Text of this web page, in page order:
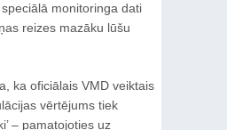
speciālā monitoringa dati
reizes mazāku lūšu
ka oficiālais VMD veiktais
vērtējums tiek
– pamatojoties uz